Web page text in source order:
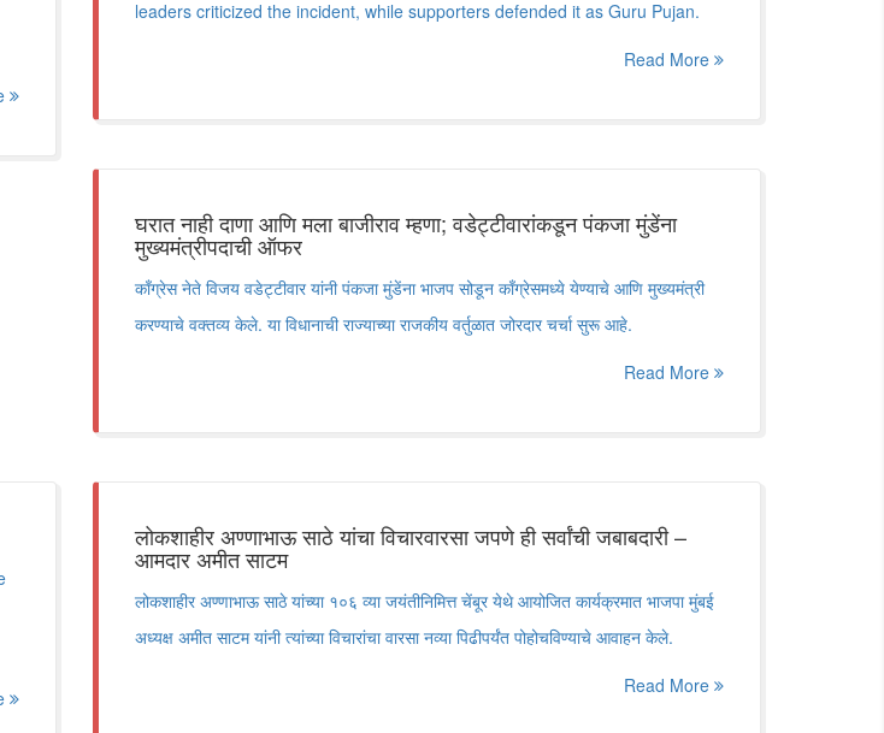
leaders criticized the incident, while supporters defended it as Guru Pujan.
Read More
घरात नाही दाणा आणि मला बाजीराव म्हणा; वडेट्टीवारांकडून पंकजा मुंडेंना
मुख्यमंत्रीपदाची ऑफर
काँग्रेस नेते विजय वडेट्टीवार यांनी पंकजा मुंडेंना भाजप सोडून काँग्रेसमध्ये येण्याचे आणि मुख्यमंत्री
करण्याचे वक्तव्य केले. या विधानाची राज्याच्या राजकीय वर्तुळात जोरदार चर्चा सुरू आहे.
Read More
लोकशाहीर अण्णाभाऊ साठे यांचा विचारवारसा जपणे ही सर्वांची जबाबदारी –
आमदार अमीत साटम
लोकशाहीर अण्णाभाऊ साठे यांच्या १०६ व्या जयंतीनिमित्त चेंबूर येथे आयोजित कार्यक्रमात भाजपा मुंबई
अध्यक्ष अमीत साटम यांनी त्यांच्या विचारांचा वारसा नव्या पिढीपर्यंत पोहोचविण्याचे आवाहन केले.
Read More